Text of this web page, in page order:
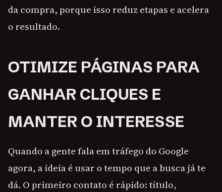
da compra, porque isso reduz etapas e acelera
o resultado.
OTIMIZE PÁGINAS PARA
GANHAR CLIQUES E
MANTER O INTERESSE
Quando a gente fala em tráfego do Google
agora, a ideia é usar o tempo que a busca já te
dá. O primeiro contato é rápido: título,